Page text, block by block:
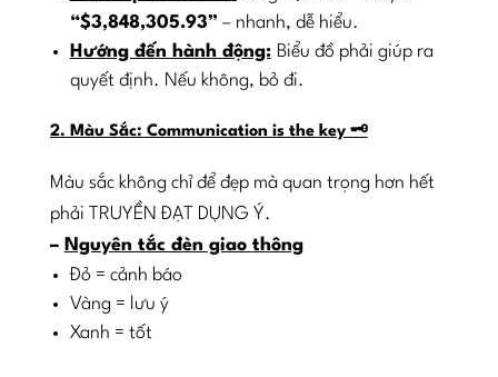
“$3,848,305.93” – nhanh, dễ hiểu.
Hướng đến hành động: Biểu đồ phải giúp ra
quyết định. Nếu không, bỏ đi.
2. Màu Sắc: Communication is the key 🗝️
Màu sắc không chỉ để đẹp mà quan trọng hơn hết
phải TRUYỀN ĐẠT DỤNG Ý.
– Nguyên tắc đèn giao thông
Đỏ = cảnh báo
Vàng = lưu ý
Xanh = tốt